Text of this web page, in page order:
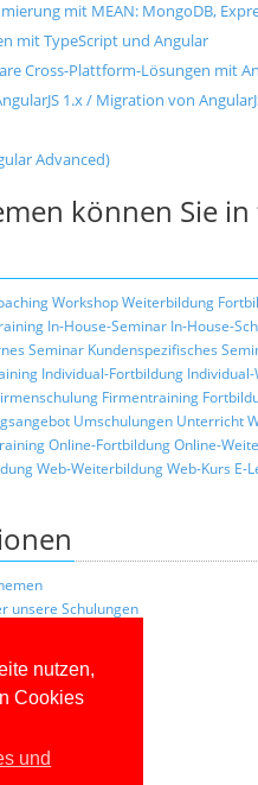
nutzen,
Cookies
und
mit MEAN: MongoDB,
mit TypeScript und Angular
Cross-Plattform-Lösungen mit
1.x / Migration von
Advanced)
können Sie
WorkshopWeiterbildung
In-House-Seminar In-House-
Seminar Kundenspezifisches
Individual-Fortbildung
Firmentraining
Umschulungen Unterricht
Online-FortbildungOnline-
Web-WeiterbildungWeb-Kurs E-
unsere Schulungen